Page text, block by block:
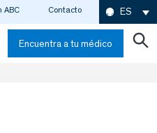
ABC Contacto ES
Encuentra a tu médico